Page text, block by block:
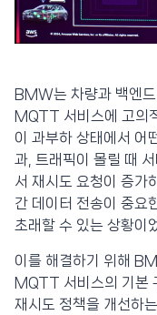
BMW는 차량과 백엔
MQTT 서비스에 고의
이 과부하 상태에서 어
과, 트래픽이 몰릴 때
서 재시도 요청이 증가
간 데이터 전송이 중요
초래할 수 있는 상황이
이를 해결하기 위해
MQTT 서비스의 기본
재시도 정책을 개선하